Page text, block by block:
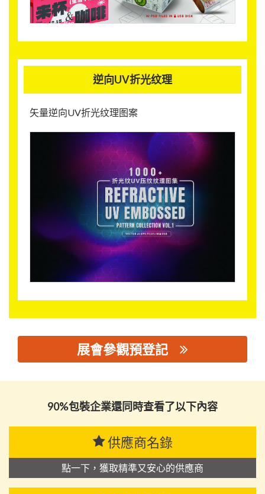
逆向UV折光纹理
矢量逆向UV折光纹理图案
展會參觀預登記
90%包裝企業還同時查看了以下內容
供應商名錄
點一下，獲取精準又安心的供應商